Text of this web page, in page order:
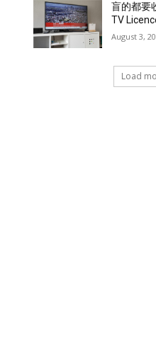
盲的都要
TV
August 3,
Load